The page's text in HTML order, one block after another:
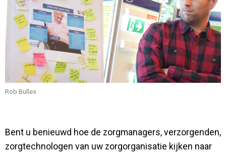
Rob Bulles
Bent u benieuwd hoe de zorgmanagers, verzorgenden,
zorgtechnologen van uw zorgorganisatie kijken naar